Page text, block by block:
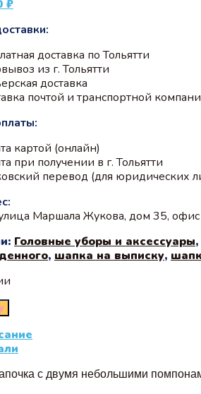
₽Текущая
750 ₽.
доставка по Тольятти
из г. Тольятти
доставка
почтой и транспортной
картой (онлайн)
при получении в г. Тольятти
перевод (для юридических
улица Маршала Жукова, дом 35,
Головные уборы и аксессуары,
, шапка на выписку,
с двумя небольшими